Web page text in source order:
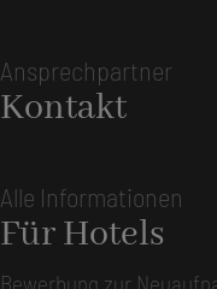
Ansprechpartner
Kontakt
Alle Informationen
Für Hotels